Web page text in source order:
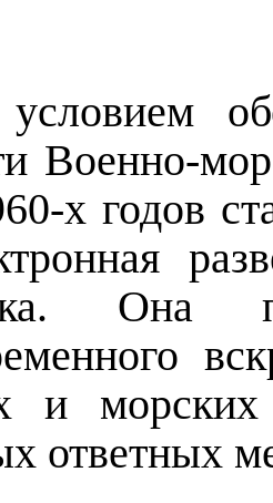
Военно-
х годов
Она
и
ответных